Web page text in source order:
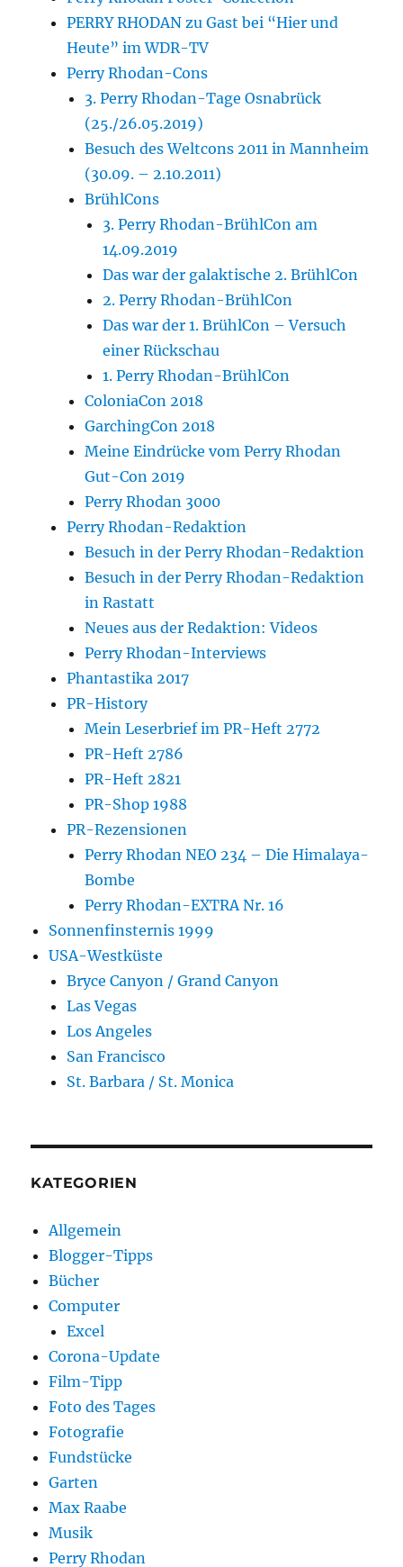
PERRY RHODAN zu Gast bei “Hier und
Heute” im WDR-TV
Perry Rhodan-Cons
3. Perry Rhodan-Tage Osnabrück
(25./26.05.2019)
Besuch des Weltcons 2011 in Mannheim
(30.09. – 2.10.2011)
BrühlCons
3. Perry Rhodan-BrühlCon am
14.09.2019
Das war der galaktische 2. BrühlCon
2. Perry Rhodan-BrühlCon
Das war der 1. BrühlCon – Versuch
einer Rückschau
1. Perry Rhodan-BrühlCon
ColoniaCon 2018
GarchingCon 2018
Meine Eindrücke vom Perry Rhodan
Gut-Con 2019
Perry Rhodan 3000
Perry Rhodan-Redaktion
Besuch in der Perry Rhodan-Redaktion
Besuch in der Perry Rhodan-Redaktion
in Rastatt
Neues aus der Redaktion: Videos
Perry Rhodan-Interviews
Phantastika 2017
PR-History
Mein Leserbrief im PR-Heft 2772
PR-Heft 2786
PR-Heft 2821
PR-Shop 1988
PR-Rezensionen
Perry Rhodan NEO 234 – Die Himalaya-
Bombe
Perry Rhodan-EXTRA Nr. 16
Sonnenfinsternis 1999
USA-Westküste
Bryce Canyon / Grand Canyon
Las Vegas
Los Angeles
San Francisco
St. Barbara / St. Monica
KATEGORIEN
Allgemein
Blogger-Tipps
Bücher
Computer
Excel
Corona-Update
Film-Tipp
Foto des Tages
Fotografie
Fundstücke
Garten
Max Raabe
Musik
Perry Rhodan